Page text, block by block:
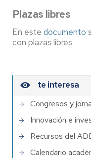
Plazas libres
En este documento
con plazas libres.
te interesa
Congresos y
Innovación e
Recursos del
Calendario